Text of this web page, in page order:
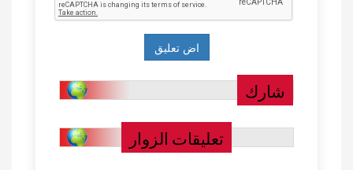
شارك
تعليقات الزوار